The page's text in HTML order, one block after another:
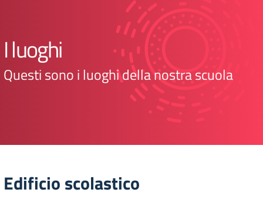
I luoghi
Questi sono i luoghi della nostra scuola
Edificio scolastico